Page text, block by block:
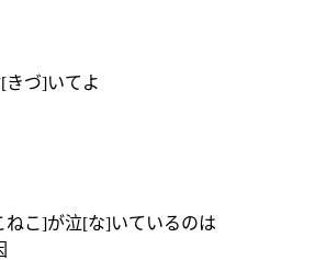
づ]いてよ
こ]が泣[な]いているのは